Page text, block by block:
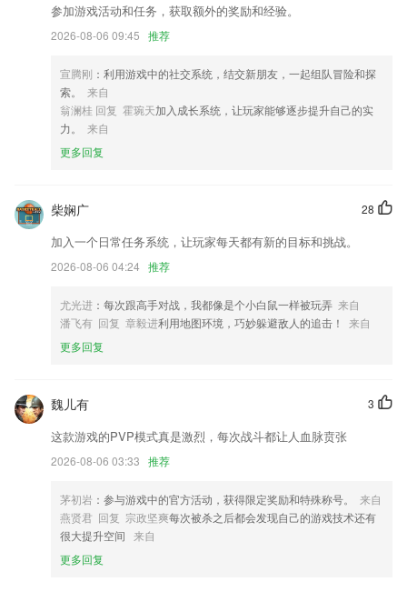
优化回单功能，上传多张有保障；
1新增安全管控档案模块
【新增】每个应援团可设置独立的10个管理员了哦~
支持在指定区域内判断目标图片；
联系我们
以上就是亿德登陆的介绍，如果您喜欢这款软件，您可以到应用商店进行
打分评论，说出您的使用经历，以帮助我们更好的对产品进行优化修改。
参加游戏活动和任务，获取额外的奖励和经验。
2026-08-06 09:45 推荐
宣腾刚 ：利用游戏中的社交系统，结交新朋友，一起组队冒险和探
索。
来自
翁澜桂 回复 霍琬天加入成长系统，让玩家能够逐步提升自己的实
力。
来自
更多回复
28
柴娴广
加入一个日常任务系统，让玩家每天都有新的目标和挑战。
2026-08-06 04:24 推荐
尤光进 ：每次跟高手对战，我都像是个小白鼠一样被玩弄 来自
潘飞有 回复 章毅进利用地图环境，巧妙躲避敌人的追击！
来自
更多回复
3
魏儿有
这款游戏的PVP模式真是激烈，每次战斗都让人血脉贲张
2026-08-06 03:33 推荐
茅初岩 ：参与游戏中的官方活动，获得限定奖励和特殊称号。
来自
燕贤君 回复 宗政坚爽每次被杀之后都会发现自己的游戏技术还有
很大提升空间 来自
更多回复